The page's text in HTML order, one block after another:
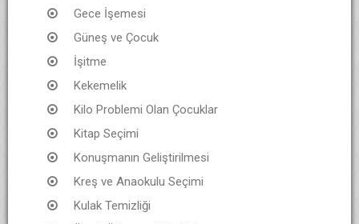
Gece İşemesi
Güneş ve Çocuk
İşitme
Kekemelik
Kilo Problemi Olan Çocuklar
Kitap Seçimi
Konuşmanın Geliştirilmesi
Kreş ve Anaokulu Seçimi
Kulak Temizliği